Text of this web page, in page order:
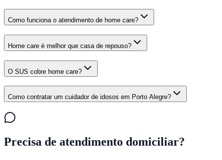
Como funciona o atendimento de home care?
Home care é melhor que casa de repouso?
O SUS cobre home care?
Como contratar um cuidador de idosos em Porto Alegre?
Precisa de atendimento domiciliar?